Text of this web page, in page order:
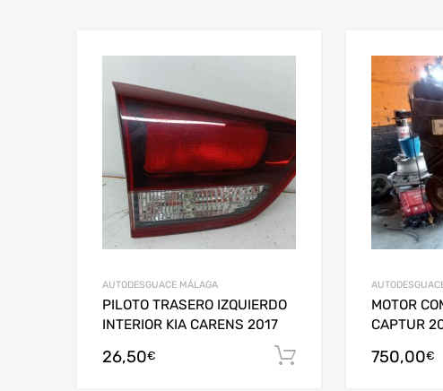
AUTODESGUACE MÁLAGA
PILOTO TRASERO IZQUIERDO
INTERIOR KIA CARENS 2017
26,50€ Añadir al carrito
MOTOR
CAPTUR
750,00€